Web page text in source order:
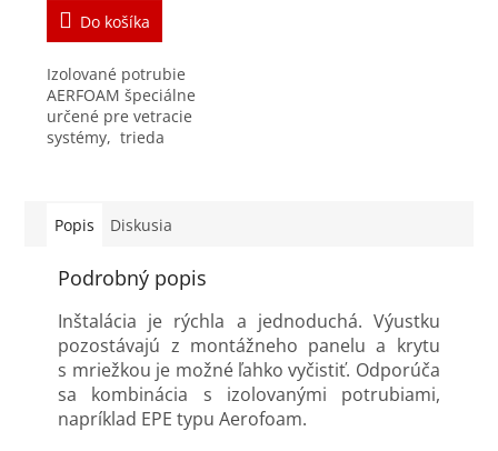
Do košíka
Izolované potrubie
AERFOAM špeciálne
určené pre vetracie
systémy, trieda
izolačné schopnosti -...
Popis Diskusia
Podrobný popis
Inštalácia je rýchla a jednoduchá. Výustku
pozostávajú z montážneho panelu a krytu
s mriežkou je možné ľahko vyčistiť. Odporúča
sa kombinácia s izolovanými potrubiami,
napríklad EPE typu Aerofoam.